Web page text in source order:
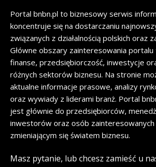
Portal bnbn.pl to biznesowy serwis
koncentruje się na dostarczaniu
związanych z działalnością polskich oraz
Główne obszary zainteresowania
finanse, przedsiębiorczość, inwestycje
różnych sektorów biznesu. Na stronie
aktualne informacje prasowe, analizy
oraz wywiady z liderami branż. Portal
jest głównie do przedsiębiorców,
inwestorów oraz osób zainteresowanych
zmieniającym się światem biznesu.
Masz pytanie, lub chcesz zamieść u